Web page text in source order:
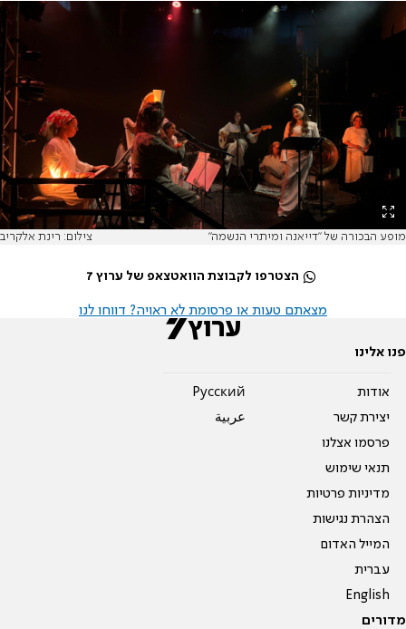
מופע הבכורה של "דייאנה ומיתרי הנשמה" צילום: רינת אלקריב
הצטרפו לקבוצת הוואטצאפ של ערוץ 7
מצאתם טעות או פרסומת לא ראויה? דווחו לנו
פנו אלינו
אודות
יצירת קשר
פרסמו אצלנו
תנאי שימוש
מדיניות פרטיות
הצהרת נגישות
המייל האדום
עברית
English
Pусский
عربية
מדורים